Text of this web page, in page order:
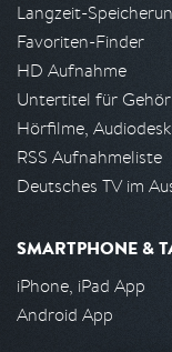
Langzeit-
Favoriten-Finder
HD Aufnahme
Untertitel für
Hörfilme,
RSS Aufnahmeliste
Deutsches TV im
SMARTPHONE &
iPhone, iPad App
Android App